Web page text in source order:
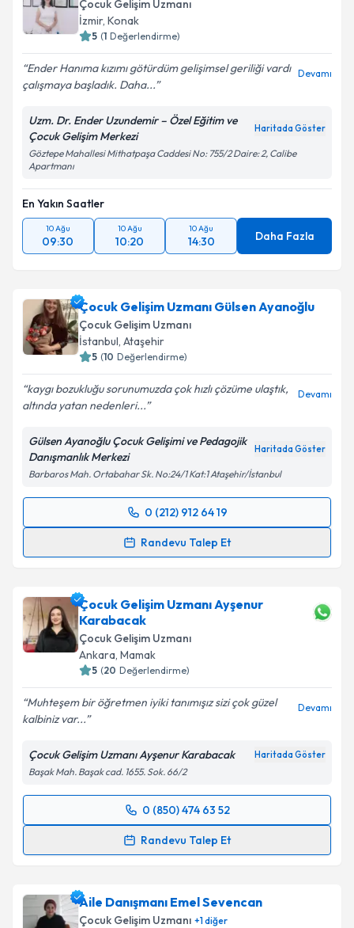
E-posta Adresiniz
Kişisel verilerimin işlenmesine ilişkin
Metni 'ni okudum ve kişisel verilerimin belirtilen
kapsamda işlenmesini kabul ediyorum.
Takvim Talebini Gönder
Çocuk Gelişim Uzmanı
İzmir, Konak
5 (1 Değerlendirme)
Ender Hanıma kızımı götürdüm gelişimsel geriliği vardı
çalışmaya başladık. Daha...
Devamı
Uzm. Dr. Ender Uzundemir – Özel Eğitim ve
Çocuk Gelişim Merkezi
Haritada Göster
Göztepe Mahallesi Mithatpaşa Caddesi No: 755/2 Daire: 2, Calibe
Apartmanı
En Yakın Saatler
10 Ağu
09:30
10 Ağu
10:20
10 Ağu
14:30 Daha Fazla
Çocuk Gelişim Uzmanı Gülsen Ayanoğlu
Çocuk Gelişim Uzmanı
İstanbul, Ataşehir
5 (10 Değerlendirme)
kaygı bozukluğu sorunumuzda çok hızlı çözüme ulaştık,
altında yatan nedenleri...
Devamı
Gülsen Ayanoğlu Çocuk Gelişimi ve Pedagojik
Danışmanlık Merkezi
Haritada Göster
Barbaros Mah. Ortabahar Sk. No:24/1 Kat:1 Ataşehir/İstanbul
0 (212) 912 64 19
Randevu Talep Et
Randevu Takvimi Talebi
randevu almanız için bir takvim hazırlandığında e-
posta ile bilgilendireceğiz.
E-posta Adresiniz
kapsamda işlenmesini kabul ediyorum.
Takvim Talebini Gönder
Çocuk Gelişim Uzmanı Ayşenur
Karabacak
Çocuk Gelişim Uzmanı
Ankara, Mamak
5 (20 Değerlendirme)
Muhteşem bir öğretmen iyiki tanımışız sizi çok güzel
kalbiniz var...
Devamı
Çocuk Gelişim Uzmanı Ayşenur Karabacak Haritada Göster
Başak Mah. Başak cad. 1655. Sok. 66/2
0 (850) 474 63 52
Randevu Talep Et
Randevu Takvimi Talebi
randevu almanız için bir takvim hazırlandığında e-
posta ile bilgilendireceğiz.
Aile Danışmanı Emel Sevencan
Çocuk Gelişim Uzmanı +1diğer